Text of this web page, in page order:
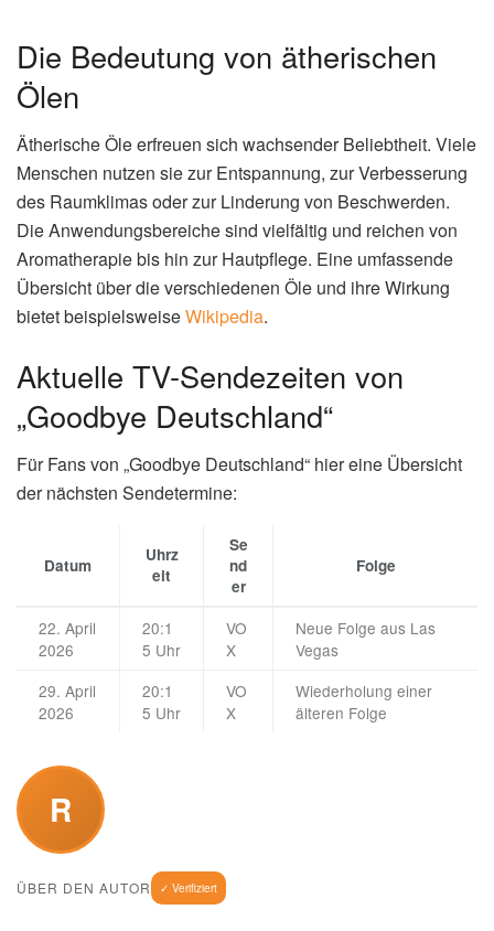
Die Bedeutung von ätherischen
Ölen
Ätherische Öle erfreuen sich wachsender Beliebtheit. Viele
Menschen nutzen sie zur Entspannung, zur Verbesserung
des Raumklimas oder zur Linderung von Beschwerden.
Die Anwendungsbereiche sind vielfältig und reichen von
Aromatherapie bis hin zur Hautpflege. Eine umfassende
Übersicht über die verschiedenen Öle und ihre Wirkung
bietet beispielsweiseWikipedia.
Aktuelle TV-Sendezeiten von
„Goodbye Deutschland“
Für Fans von „Goodbye Deutschland“ hier eine Übersicht
der nächsten Sendetermine:
Datum
Uhrz
eit
Se
nd
er
Folge
22. April
2026
20:1
5 Uhr
VO
X
Neue Folge aus Las
Vegas
29. April
2026
20:1
5 Uhr
VO
X
Wiederholung einer
älteren Folge
R
ÜBER DEN AUTOR ✓ Verifiziert